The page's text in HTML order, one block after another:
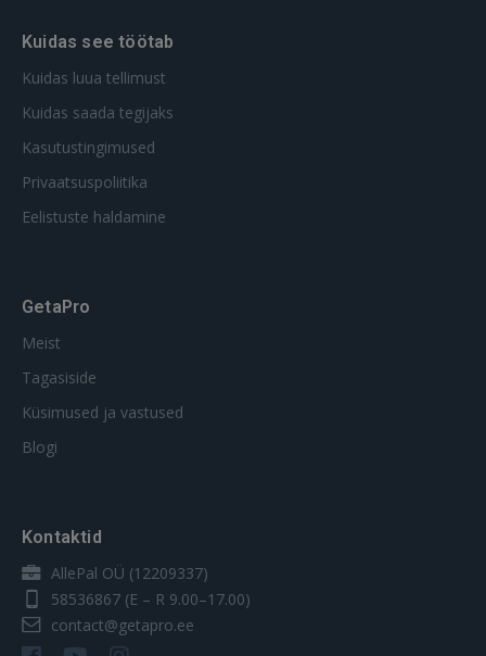
Kuidas see töötab
Kuidas luua tellimust
Kuidas saada tegijaks
Kasutustingimused
Privaatsuspoliitika
Eelistuste haldamine
GetaPro
Meist
Tagasiside
Küsimused ja vastused
Blogi
Kontaktid
AllePal OÜ (12209337)
58536867 (E – R 9.00–17.00)
contact@getapro.ee